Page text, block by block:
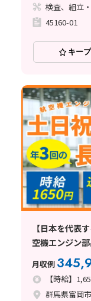
45160-01
キー
【日本を代表
空機エンジン
万円以上可／
月収例
【時給】
群馬県富岡市